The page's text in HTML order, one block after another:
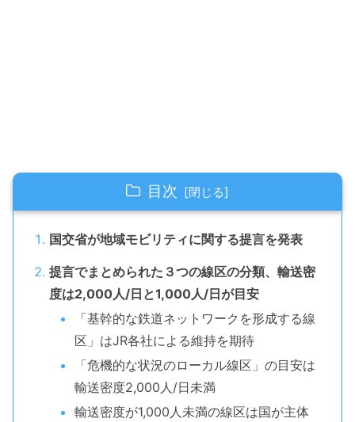
目次
国交省が地域モビリティに関する提言を発表
提言でまとめられた３つの線区の分類、輸送密
度は2,000人/日と1,000人/日が目安
「基幹的な鉄道ネットワークを形成する線
区」はJR各社による維持を期待
「危機的な状況のローカル線区」の目安は
輸送密度2,000人/日未満
輸送密度が1,000人未満の線区は国が主体